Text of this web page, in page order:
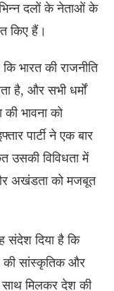
दलों के नेताओं के
किए हैं।
भारत की राजनीति
है, और सभी धर्मों
भावना को
पार्टी ने एक बार
उसकी विविधता में
अखंडता को मजबूत
संदेश दिया है कि
की सांस्कृतिक और
साथ मिलकर देश की